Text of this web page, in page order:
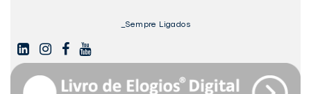
_Sempre Ligados
LINKEDININSTAGAMFACEBOOK
YOUTUBE